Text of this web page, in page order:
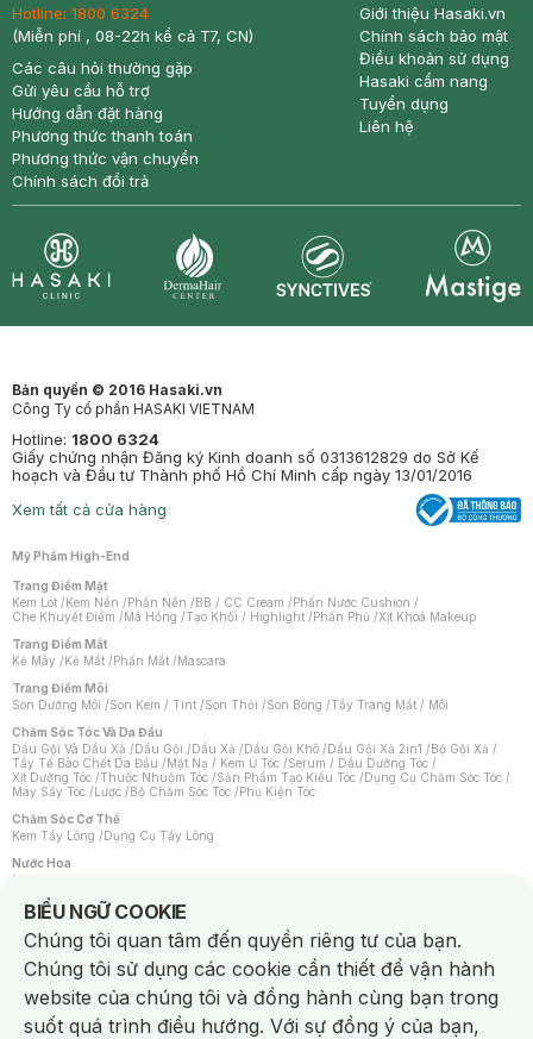
Hotline: 1800 6324
(Miễn phí , 08-22h kể cả T7, CN)
Các câu hỏi thường gặp
Gửi yêu cầu hỗ trợ
Hướng dẫn đặt hàng
Phương thức thanh toán
Phương thức vận chuyển
Chính sách đổi trả
Giới thiệu Hasaki.vn
Chính sách bảo mật
Điều khoản sử dụng
Hasaki cẩm nang
Tuyển dụng
Liên hệ
Bản quyền © 2016 Hasaki.vn
Công Ty cổ phần HASAKI VIETNAM
Hotline: 1800 6324
Giấy chứng nhận Đăng ký Kinh doanh số 0313612829 do Sở Kế
hoạch và Đầu tư Thành phố Hồ Chí Minh cấp ngày 13/01/2016
Xem tất cả cửa hàng
Mỹ Phẩm High-End
Trang Điểm Mặt
Kem Lót /Kem Nền /Phấn Nền /BB / CC Cream /Phấn Nước Cushion /
Che Khuyết Điểm /Má Hồng /Tạo Khối / Highlight /Phấn Phủ /Xịt Khoá Makeup
Trang Điểm Mắt
Kẻ Mày /Kẻ Mắt /Phấn Mắt /Mascara
Trang Điểm Môi
Son Dưỡng Môi /Son Kem / Tint /Son Thỏi /Son Bóng /Tẩy Trang Mắt / Môi
Chăm Sóc Tóc Và Da Đầu
Dầu Gội Và Dầu Xả /Dầu Gội /Dầu Xả /Dầu Gội Khô /Dầu Gội Xả 2in1 /Bộ Gội Xả /
Tẩy Tế Bào Chết Da Đầu /Mặt Nạ / Kem Ủ Tóc /Serum / Dầu Dưỡng Tóc /
Xịt Dưỡng Tóc /Thuốc Nhuộm Tóc /Sản Phẩm Tạo Kiểu Tóc /Dụng Cụ Chăm Sóc Tóc /
Máy Sấy Tóc /Lược /Bộ Chăm Sóc Tóc /Phụ Kiện Tóc
Chăm Sóc Cơ Thể
Kem Tẩy Lông /Dụng Cụ Tẩy Lông
Nước Hoa
Nước Hoa Nữ
Chăm Sóc Cá Nhân
Chống Muỗi /Khẩu Trang /Máy Massage/Mặt Nạ Xông Hơi /Nước Rửa Tay/
Sản Phẩm Chăm Sóc Khác /Bàn Chải Đánh Răng /Bàn Chải Điện/
Hỗ Trợ Trắng Răng/Kem Đánh Răng /Máy Tăm Nước/ Nước Súc Miệng/
Tăm / Chỉ Nha Khoa/ Xịt Thơm Miệng / Dung Dịch Vệ Sinh/Dưỡng Vùng Kín/
Khăn Ướt Vệ Sinh Vùng Kín/Băng Vệ Sinh/Tampon/Bọt Cạo Râu /Dao Cạo Râu/
Máy Cạo Râu
BIỂU NGỮ COOKIE
Notice about cookies usage
Chúng tôi quan tâm đến quyền riêng tư của bạn.
Chúng tôi sử dụng các cookie cần thiết để vận hành
website của chúng tôi và đồng hành cùng bạn trong
suốt quá trình điều hướng. Với sự đồng ý của bạn,